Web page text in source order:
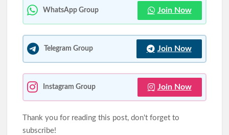
WhatsApp Group Join Now
Telegram Group Join Now
Instagram Group Join Now
Thank you for reading this post, don't forget to
subscribe!